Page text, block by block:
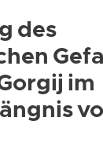
des
im